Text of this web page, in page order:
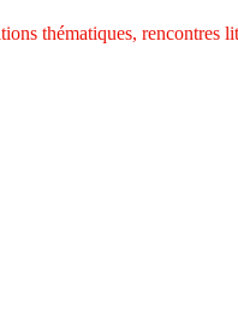
thématiques, rencontres